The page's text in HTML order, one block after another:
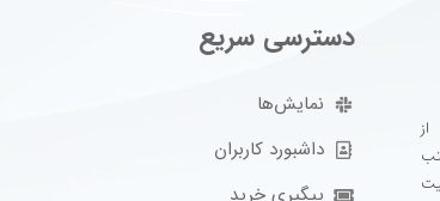
از
دسترسی سریع
نمایش‌ها
داشبورد کاربران
پیگیری خرید